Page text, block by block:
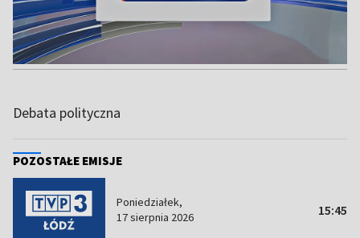
Debata polityczna
POZOSTAŁE EMISJE
Poniedziałek,
17 sierpnia 2026
15:45